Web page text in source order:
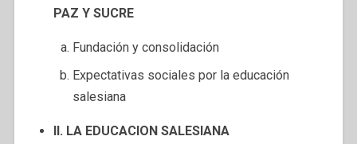
PAZ Y SUCRE
Fundación y consolidación
Expectativas sociales por la educación
salesiana
II. LA EDUCACION SALESIANA